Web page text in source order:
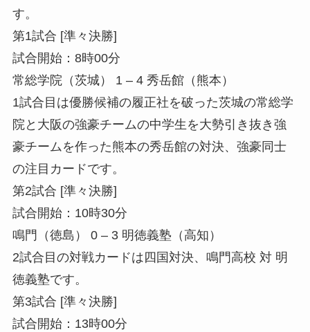
す。
第1試合 [準々決勝]
試合開始：8時00分
常総学院（茨城） 1 – 4 秀岳館（熊本）
1試合目は優勝候補の履正社を破った茨城の常総学
院と大阪の強豪チームの中学生を大勢引き抜き強
豪チームを作った熊本の秀岳館の対決、強豪同士
の注目カードです。
第2試合 [準々決勝]
試合開始：10時30分
鳴門（徳島） 0 – 3 明徳義塾（高知）
2試合目の対戦カードは四国対決、鳴門高校 対 明
徳義塾です。
第3試合 [準々決勝]
試合開始：13時00分